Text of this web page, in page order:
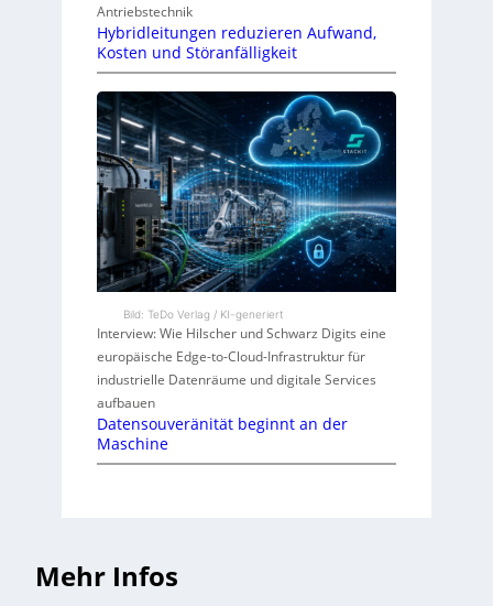
Antriebstechnik
Hybridleitungen reduzieren Aufwand,
Kosten und Störanfälligkeit
Bild: TeDo Verlag / KI-generiert
Interview: Wie Hilscher und Schwarz Digits eine
europäische Edge-to-Cloud-Infrastruktur für
industrielle Datenräume und digitale Services
aufbauen
Datensouveränität beginnt an der
Maschine
Mehr Infos